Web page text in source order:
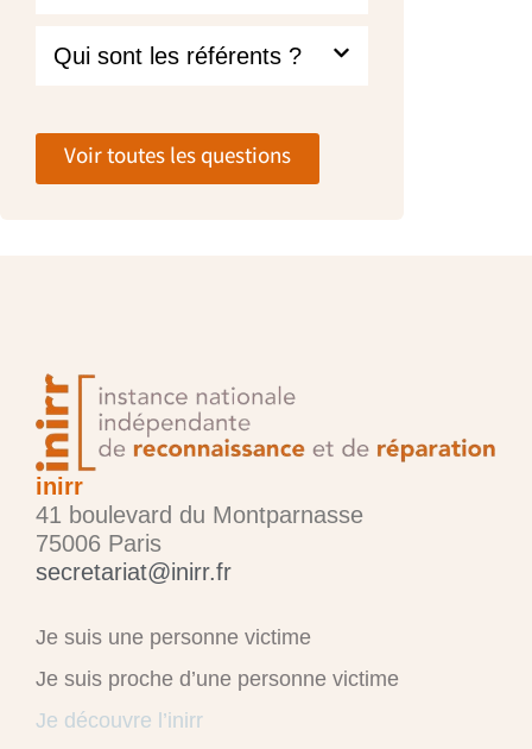
Qui sont les référents ?
Voir toutes les questions
inirr
41 boulevard du Montparnasse
75006 Paris
secretariat@inirr.fr
Je suis une personne victime
Je suis proche d’une personne victime
Je découvre l’inirr